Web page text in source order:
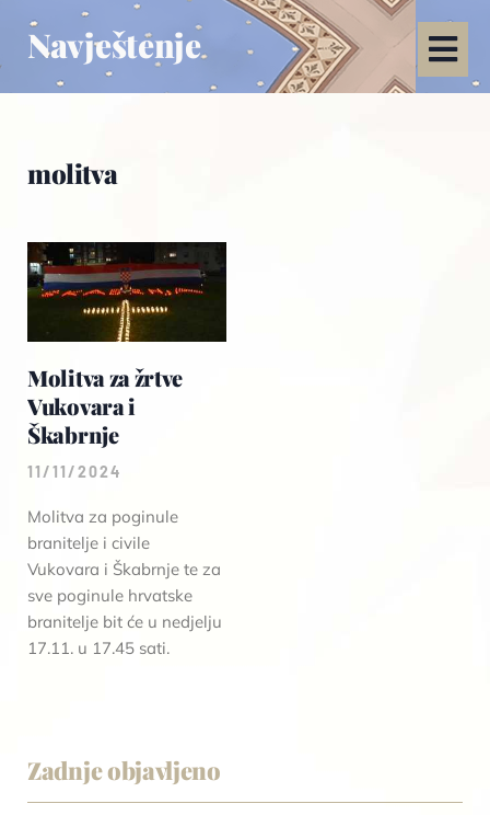
Navještenje
molitva
Molitva za žrtve
Vukovara i
Škabrnje
11/11/2024
Molitva za poginule
branitelje i civile
Vukovara i Škabrnje te za
sve poginule hrvatske
branitelje bit će u nedjelju
17.11. u 17.45 sati.
Zadnje objavljeno